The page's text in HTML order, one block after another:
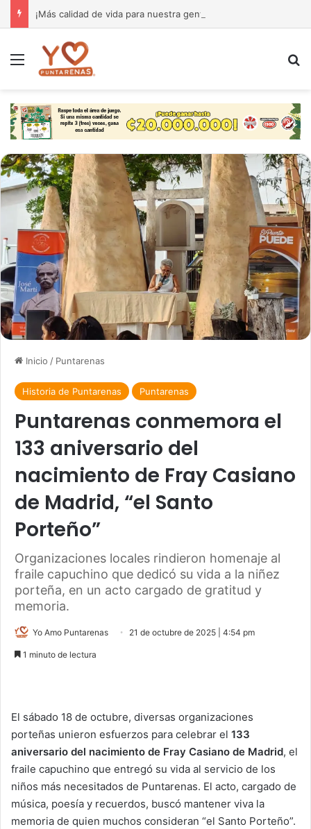
Menú
Inicio / Puntarenas
Historia de Puntarenas Puntarenas
Puntarenas conmemora el
133 aniversario del
nacimiento de Fray Casiano
de Madrid, “el Santo
Porteño”
Organizaciones locales rindieron homenaje al
fraile capuchino que dedicó su vida a la niñez
porteña, en un acto cargado de gratitud y
memoria.
Yo Amo Puntarenas 21 de octubre de 2025 | 4:54 pm
1 minuto de lectura
El sábado 18 de octubre, diversas organizaciones
porteñas unieron esfuerzos para celebrar el 133
aniversario del nacimiento de Fray Casiano de Madrid, el
fraile capuchino que entregó su vida al servicio de los
niños más necesitados de Puntarenas. El acto, cargado de
música, poesía y recuerdos, buscó mantener viva la
memoria de quien muchos consideran “el Santo Porteño”.